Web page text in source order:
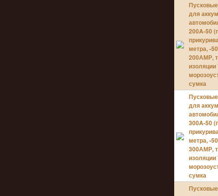
для
200A-50
метра, -
200АМР,
изоляции
сумка
для
300A-50
метра, -
300АМР,
изоляции
сумка